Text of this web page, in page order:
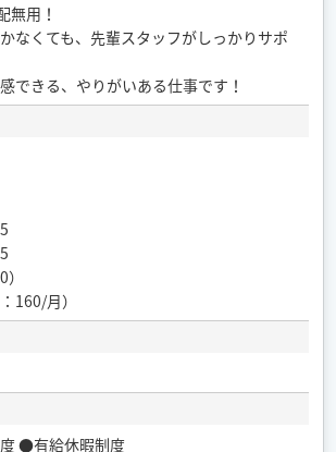
無用！
なくても、先輩スタッフがしっかりサポ
できる、やりがいある仕事です！
160/月）
●有給休暇制度